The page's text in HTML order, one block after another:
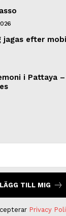
jagas efter
i Pattaya
LÄGG TILL MIG
Privacy